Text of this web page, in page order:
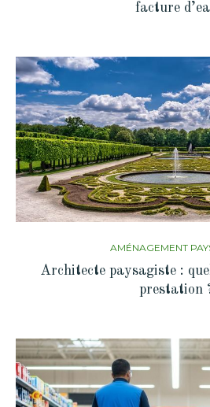
facture
AMÉNAGEMENT
Architecte paysagiste :
prestation